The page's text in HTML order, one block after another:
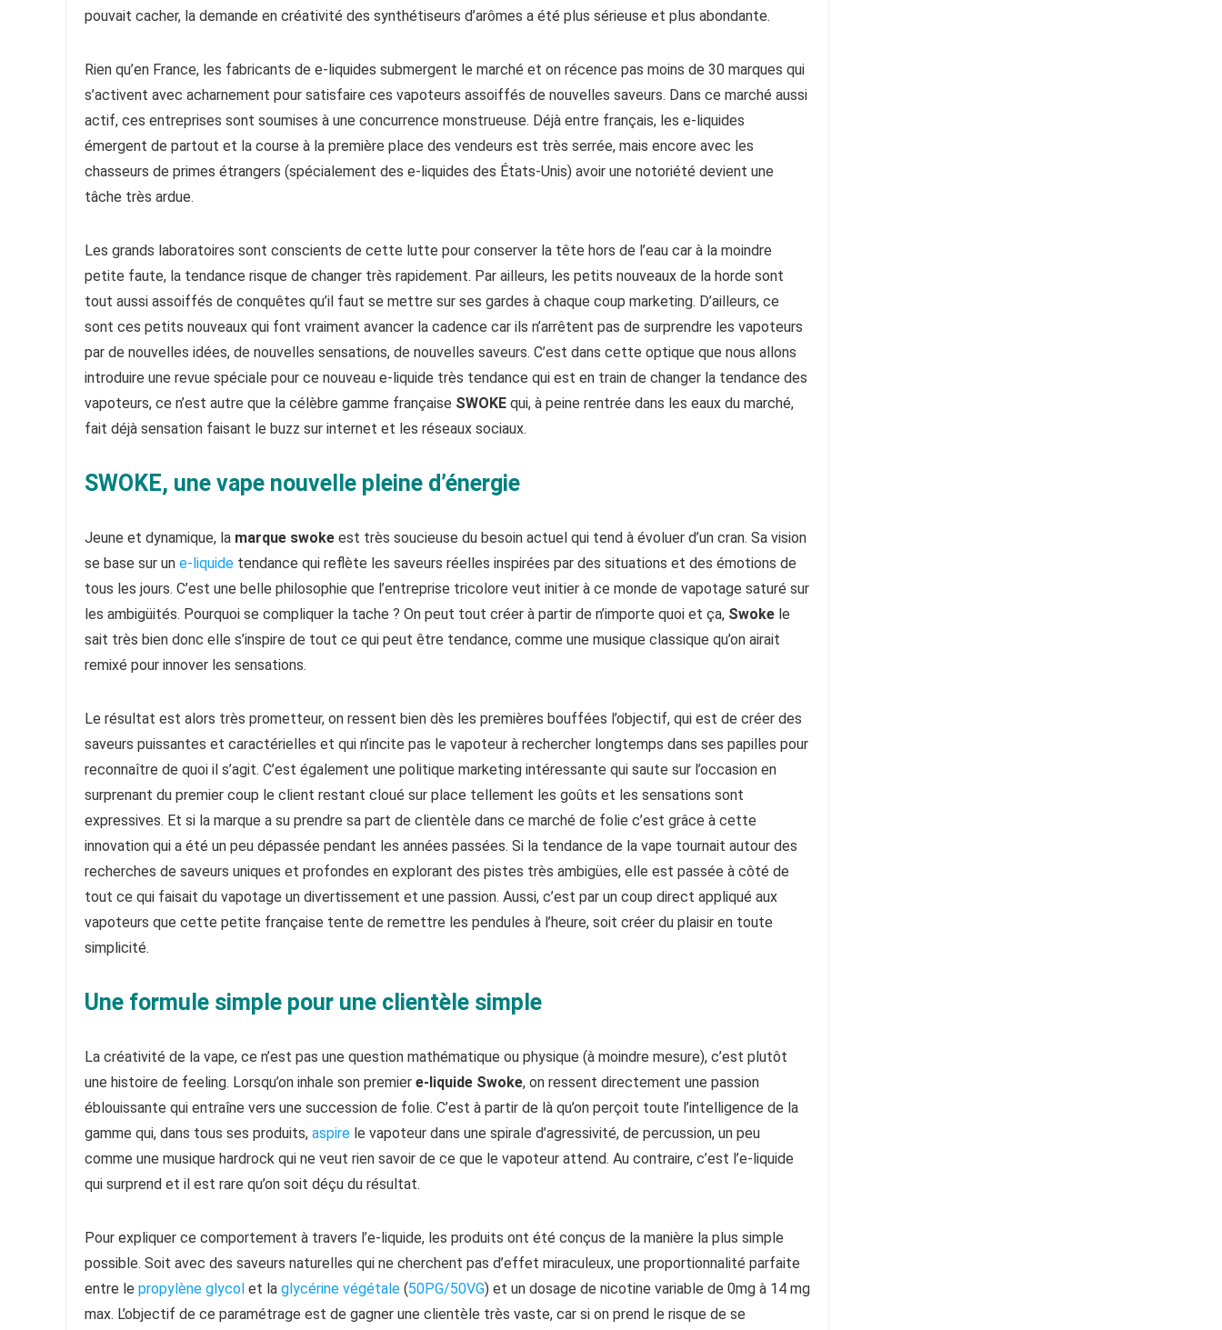
pouvait cacher, la demande en créativité des synthétiseurs d’arômes a été plus sérieuse et plus abondante.
Rien qu’en France, les fabricants de e-liquides submergent le marché et on récence pas moins de 30 marques qui
s’activent avec acharnement pour satisfaire ces vapoteurs assoiffés de nouvelles saveurs. Dans ce marché aussi
actif, ces entreprises sont soumises à une concurrence monstrueuse. Déjà entre français, les e-liquides
émergent de partout et la course à la première place des vendeurs est très serrée, mais encore avec les
chasseurs de primes étrangers (spécialement des e-liquides des États-Unis) avoir une notoriété devient une
tâche très ardue.
Les grands laboratoires sont conscients de cette lutte pour conserver la tête hors de l’eau car à la moindre
petite faute, la tendance risque de changer très rapidement. Par ailleurs, les petits nouveaux de la horde sont
tout aussi assoiffés de conquêtes qu’il faut se mettre sur ses gardes à chaque coup marketing. D’ailleurs, ce
sont ces petits nouveaux qui font vraiment avancer la cadence car ils n’arrêtent pas de surprendre les vapoteurs
par de nouvelles idées, de nouvelles sensations, de nouvelles saveurs. C’est dans cette optique que nous allons
introduire une revue spéciale pour ce nouveau e-liquide très tendance qui est en train de changer la tendance des
vapoteurs, ce n’est autre que la célèbre gamme française SWOKE qui, à peine rentrée dans les eaux du marché,
fait déjà sensation faisant le buzz sur internet et les réseaux sociaux.
SWOKE, une vape nouvelle pleine d’énergie
Jeune et dynamique, la marque swoke est très soucieuse du besoin actuel qui tend à évoluer d’un cran. Sa vision
se base sur un e-liquide tendance qui reflète les saveurs réelles inspirées par des situations et des émotions de
tous les jours. C’est une belle philosophie que l’entreprise tricolore veut initier à ce monde de vapotage saturé sur
les ambigüités. Pourquoi se compliquer la tache ? On peut tout créer à partir de n’importe quoi et ça, Swoke le
sait très bien donc elle s’inspire de tout ce qui peut être tendance, comme une musique classique qu’on airait
remixé pour innover les sensations.
Le résultat est alors très prometteur, on ressent bien dès les premières bouffées l’objectif, qui est de créer des
saveurs puissantes et caractérielles et qui n’incite pas le vapoteur à rechercher longtemps dans ses papilles pour
reconnaître de quoi il s’agit. C’est également une politique marketing intéressante qui saute sur l’occasion en
surprenant du premier coup le client restant cloué sur place tellement les goûts et les sensations sont
expressives. Et si la marque a su prendre sa part de clientèle dans ce marché de folie c’est grâce à cette
innovation qui a été un peu dépassée pendant les années passées. Si la tendance de la vape tournait autour des
recherches de saveurs uniques et profondes en explorant des pistes très ambigües, elle est passée à côté de
tout ce qui faisait du vapotage un divertissement et une passion. Aussi, c’est par un coup direct appliqué aux
vapoteurs que cette petite française tente de remettre les pendules à l’heure, soit créer du plaisir en toute
simplicité.
Une formule simple pour une clientèle simple
La créativité de la vape, ce n’est pas une question mathématique ou physique (à moindre mesure), c’est plutôt
une histoire de feeling. Lorsqu’on inhale son premier e-liquide Swoke, on ressent directement une passion
éblouissante qui entraîne vers une succession de folie. C’est à partir de là qu’on perçoit toute l’intelligence de la
gamme qui, dans tous ses produits, aspire le vapoteur dans une spirale d’agressivité, de percussion, un peu
comme une musique hardrock qui ne veut rien savoir de ce que le vapoteur attend. Au contraire, c’est l’e-liquide
qui surprend et il est rare qu’on soit déçu du résultat.
Pour expliquer ce comportement à travers l’e-liquide, les produits ont été conçus de la manière la plus simple
possible. Soit avec des saveurs naturelles qui ne cherchent pas d’effet miraculeux, une proportionnalité parfaite
entre le propylène glycol et la glycérine végétale (50PG/50VG) et un dosage de nicotine variable de 0mg à 14 mg
max. L’objectif de ce paramétrage est de gagner une clientèle très vaste, car si on prend le risque de se